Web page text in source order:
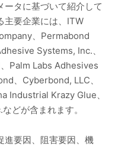
ータに基づいて紹介して
主要企業には、ITW
、Permabond
Systems, Inc.、
Palm Labs Adhesives
、Cyberbond, LLC、
Industrial Krazy Glue、
どが含まれます。
進要因、阻害要因、機